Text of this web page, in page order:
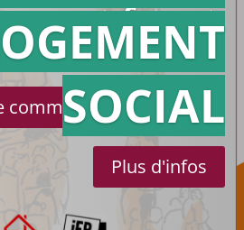
référé
communiqué de presse
SOCIAL
Plus d'infos